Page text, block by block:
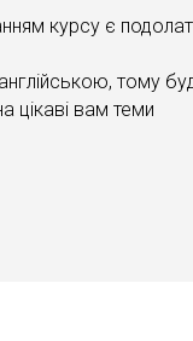
курсу є
тому
цікаві вам теми